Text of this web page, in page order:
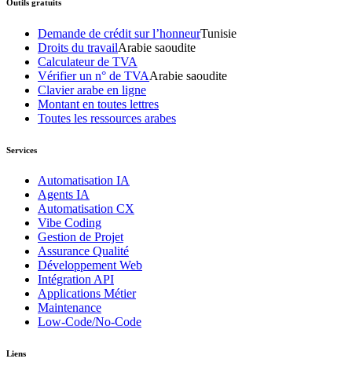
Outils gratuits
Demande de crédit sur l’honneurTunisie
Droits du travailArabie saoudite
Calculateur de TVA
Vérifier un n° de TVAArabie saoudite
Clavier arabe en ligne
Montant en toutes lettres
Toutes les ressources arabes
Services
Automatisation IA
Agents IA
Automatisation CX
Vibe Coding
Gestion de Projet
Assurance Qualité
Développement Web
Intégration API
Applications Métier
Maintenance
Low-Code/No-Code
Liens